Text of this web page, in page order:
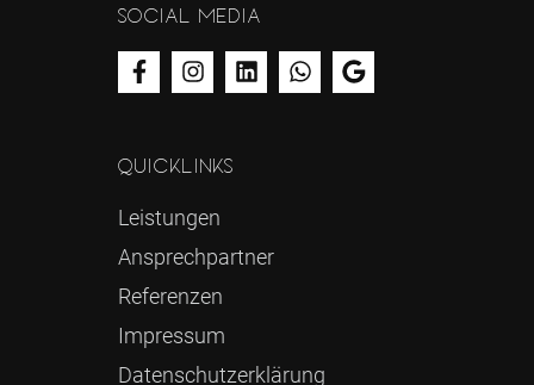
Social Media
Quicklinks
Leistungen
Ansprechpartner
Referenzen
Impressum
Datenschutz­erklärung